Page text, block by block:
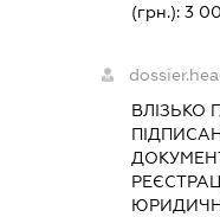
(грн.): 3
ВЛІЗЬКО